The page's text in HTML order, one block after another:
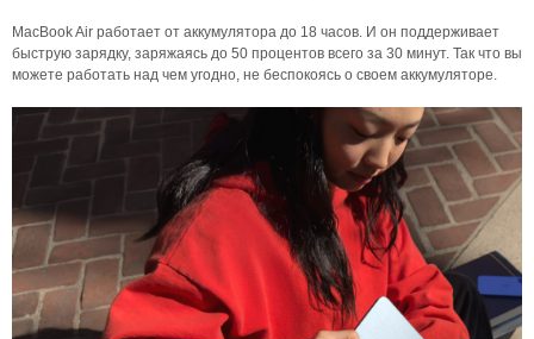
MacBook Air работает от аккумулятора до 18 часов. И он поддерживает
быструю зарядку, заряжаясь до 50 процентов всего за 30 минут. Так что вы
можете работать над чем угодно, не беспокоясь о своем аккумуляторе.